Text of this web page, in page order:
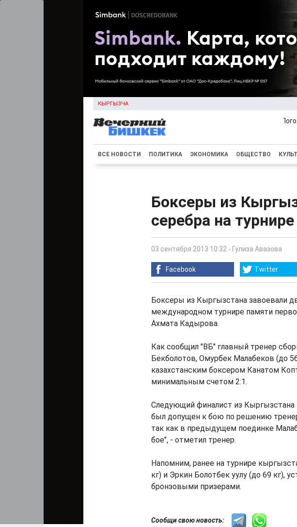
КЫРГЫЗЧА
ВСЕ НОВОСТИ ПОЛИТИКА ЭКОНОМИКА ОБЩЕСТВО
Боксеры из
серебра на
03 сентября 2013 10:32 - Гулиза Авазова
Facebook Twitter
Боксеры из Кыргызстана завоевали
международном турнире памяти
Ахмата Кадырова.
Как сообщил "ВБ" главный тренер
Бекболотов, Омурбек Малабеков (до
казахстанским боксером Канатом
минимальным счетом 2:1.
Следующий финалист из Кыргызстана
был допущен к бою по решению
так как в предыдущем поединке
бое", - отметил тренер.
Напомним, ранее на турнире
кг) и Эркин Болотбек уулу (до 69 кг),
бронзовыми призерами.
Сообщи свою новость: